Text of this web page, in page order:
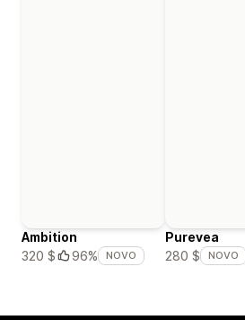
Ambition
320 $
96% NOVO
Purevea
280 $
NOVO